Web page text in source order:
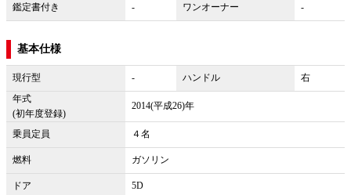
鑑定書付き - ワンオーナー -
基本仕様
現行型 - ハンドル
右
年式
(初年度登録)
2014(平成26)年
乗員定員 ４名
燃料 ガソリン
ドア
5D